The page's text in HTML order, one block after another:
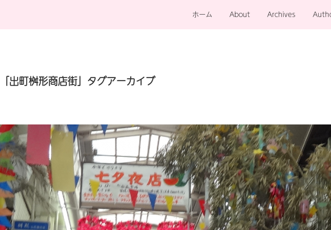
ホーム About Archives
「出町桝形商店街」タグアーカイブ